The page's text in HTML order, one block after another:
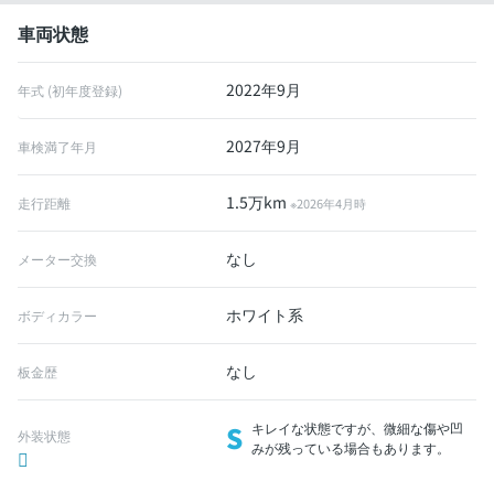
車両状態
年式 (初年度登録) 2022年9月
車検満了年月 2027年9月
走行距離 1.5万km※2026年4月時
メーター交換 なし
ボディカラー ホワイト系
板金歴 なし
外装状態 S キレイな状態ですが、微細な傷や凹
みが残っている場合もあります。